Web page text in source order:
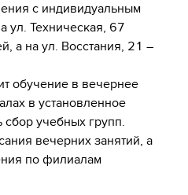
с индивидуальным
ул. Техническая, 67
а на ул. Восстания, 21 –
обучение в вечернее
в установленное
сбор учебных групп.
вечерних занятий, а
по филиалам